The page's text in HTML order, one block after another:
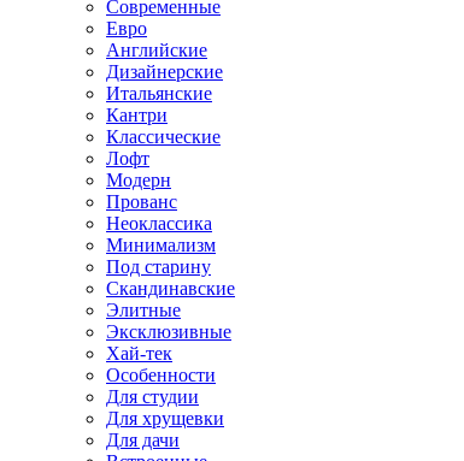
Современные
Евро
Английские
Дизайнерские
Итальянские
Кантри
Классические
Лофт
Модерн
Прованс
Неоклассика
Минимализм
Под старину
Скандинавские
Элитные
Эксклюзивные
Хай-тек
Особенности
Для студии
Для хрущевки
Для дачи